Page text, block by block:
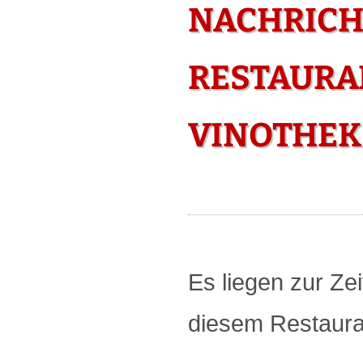
Es liegen zur
diesem